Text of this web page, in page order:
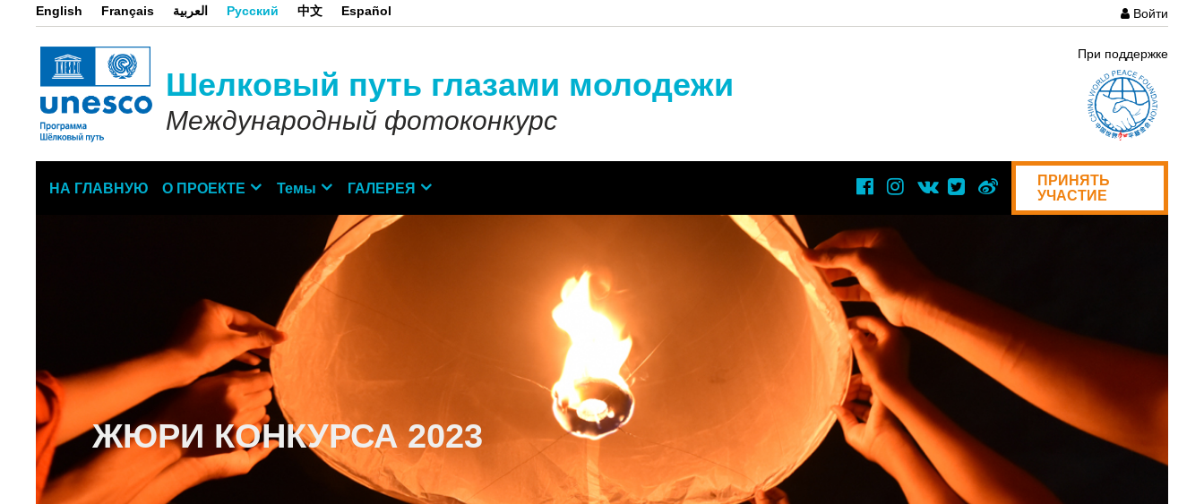
Перейти
содержанию
English Français العربية Русский 中文 Español
menu
Войти
Шелковый путь глазами молодежи
Международный фотоконкурс
При поддержке
Main
НА ГЛАВНУЮ О ПРОЕКТЕ Темы ГАЛЕРЕЯ
ПРИНЯТЬ
УЧАСТИЕ
ЖЮРИ КОНКУРСА 2023